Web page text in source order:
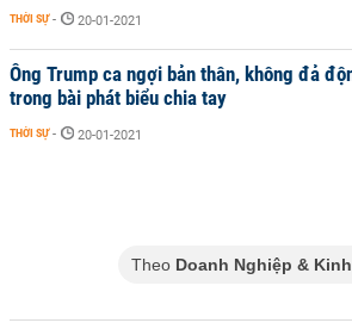
THỜI SỰ - 20-01-2021
Ông Trump ca ngợi bản thân, không đả
trong bài phát biểu chia tay
THỜI SỰ - 20-01-2021
Theo Doanh Nghiệp &